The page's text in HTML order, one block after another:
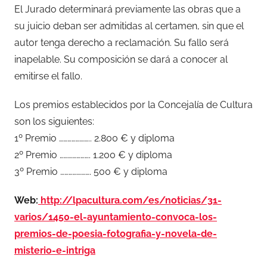
El Jurado determinará previamente las obras que a
su juicio deban ser admitidas al certamen, sin que el
autor tenga derecho a reclamación. Su fallo será
inapelable. Su composición se dará a conocer al
emitirse el fallo.
Los premios establecidos por la Concejalía de Cultura
son los siguientes:
1º Premio ………………….. 2.800 € y diploma
2º Premio …………………. 1.200 € y diploma
3º Premio …………………. 500 € y diploma
Web: http://lpacultura.com/es/noticias/31-
varios/1450-el-ayuntamiento-convoca-los-
premios-de-poesia-fotografia-y-novela-de-
misterio-e-intriga